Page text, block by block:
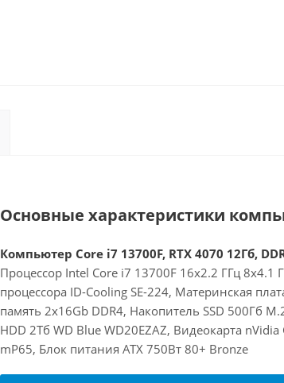
Основные характеристики
Компьютер Core i7 13700F, RTX 4070 12Гб,
Процессор Intel Core i7 13700F 16x2.2 ГГц 8x4.1
процессора ID-Cooling SE-224, Материнская
память 2x16Gb DDR4, Накопитель SSD 500Гб
HDD 2Тб WD Blue WD20EZAZ, Видеокарта
mP65, Блок питания ATX 750Вт 80+ Bronze